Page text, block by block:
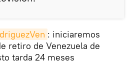
: iniciaremos
retiro de Venezuela de
tarda 24 meses